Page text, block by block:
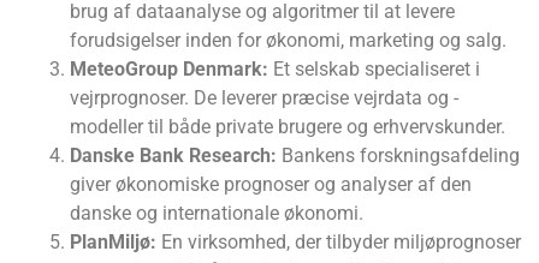
brug af dataanalyse og algoritmer til at levere
forudsigelser inden for økonomi, marketing og salg.
MeteoGroup Denmark: Et selskab specialiseret i
vejrprognoser. De leverer præcise vejrdata og -
modeller til både private brugere og erhvervskunder.
Danske Bank Research: Bankens forskningsafdeling
giver økonomiske prognoser og analyser af den
danske og internationale økonomi.
PlanMiljø: En virksomhed, der tilbyder miljøprognoser